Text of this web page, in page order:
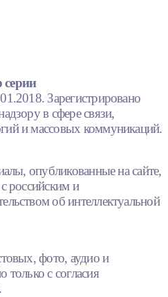
Зарегистрировано
в сфере связи,
и массовых коммуникаций.
опубликованные на сайте,
российским и
об интеллектуальной
фото, аудио и
только с согласия